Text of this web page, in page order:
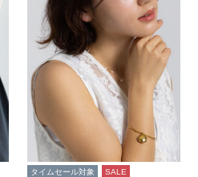
タイムセール対象 SALE